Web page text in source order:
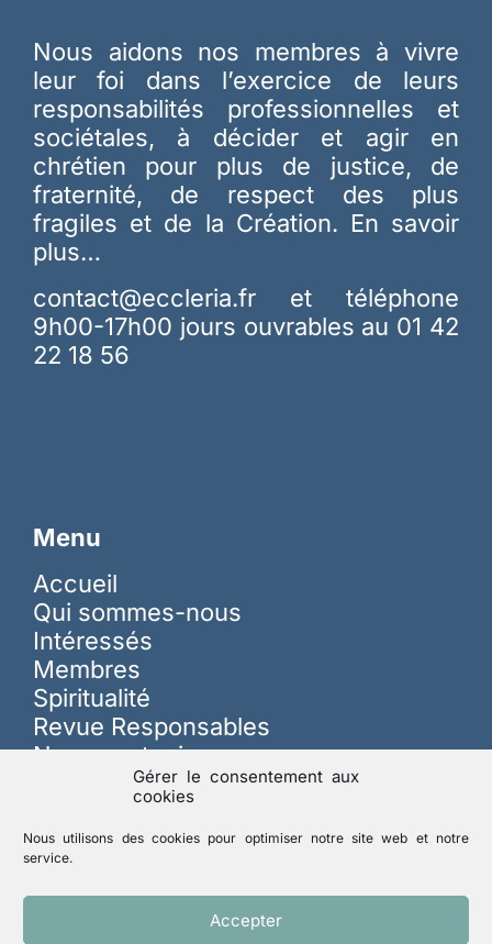
Gérer le consentement aux
cookies
Nous utilisons des cookies pour optimiser notre site web et notre
service.
Accepter
Nous aidons nos membres à vivre
leur foi dans l’exercice de leurs
responsabilités professionnelles et
sociétales, à décider et agir en
chrétien pour plus de justice, de
fraternité, de respect des plus
fragiles et de la Création. En savoir
plus…
contact@eccleria.fr et téléphone
9h00-17h00 jours ouvrables au 01 42
22 18 56
Menu
Accueil
Qui sommes-nous
Intéressés
Membres
Spiritualité
Revue Responsables
Nous soutenir
Lutte contre les abus